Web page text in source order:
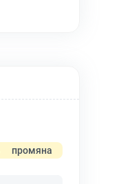
промяна